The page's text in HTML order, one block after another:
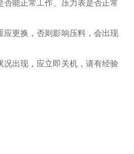
能正常工作、压力表是否正常
更换，否则影响压料，会出现
出现，应立即关机，请有经验